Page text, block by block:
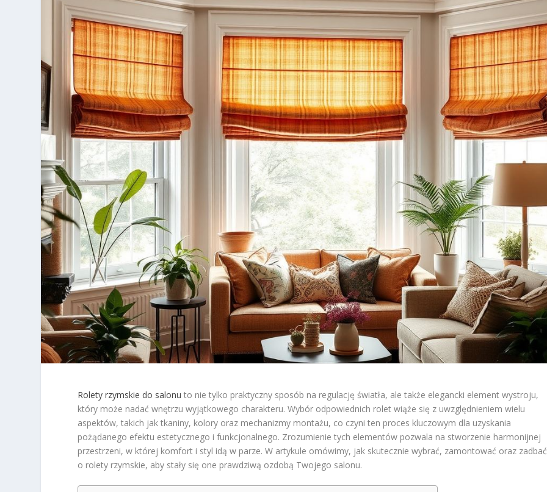
Rolety rzymskie do salonu to nie tylko praktyczny sposób na regulację światła, ale także elegancki element wystroju,
który może nadać wnętrzu wyjątkowego charakteru. Wybór odpowiednich rolet wiąże się z uwzględnieniem wielu
aspektów, takich jak tkaniny, kolory oraz mechanizmy montażu, co czyni ten proces kluczowym dla uzyskania
pożądanego efektu estetycznego i funkcjonalnego. Zrozumienie tych elementów pozwala na stworzenie harmonijnej
przestrzeni, w której komfort i styl idą w parze. W artykule omówimy, jak skutecznie wybrać, zamontować oraz zadbać
o rolety rzymskie, aby stały się one prawdziwą ozdobą Twojego salonu.